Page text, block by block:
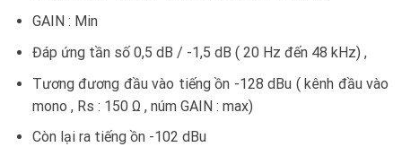
GAIN : Min
Đáp ứng tần số 0,5 dB / -1,5 dB ( 20 Hz đến 48 kHz) ,
Tương đương đầu vào tiếng ồn -128 dBu ( kênh đầu vào
mono , Rs : 150 Ω , núm GAIN : max)
Còn lại ra tiếng ồn -102 dBu